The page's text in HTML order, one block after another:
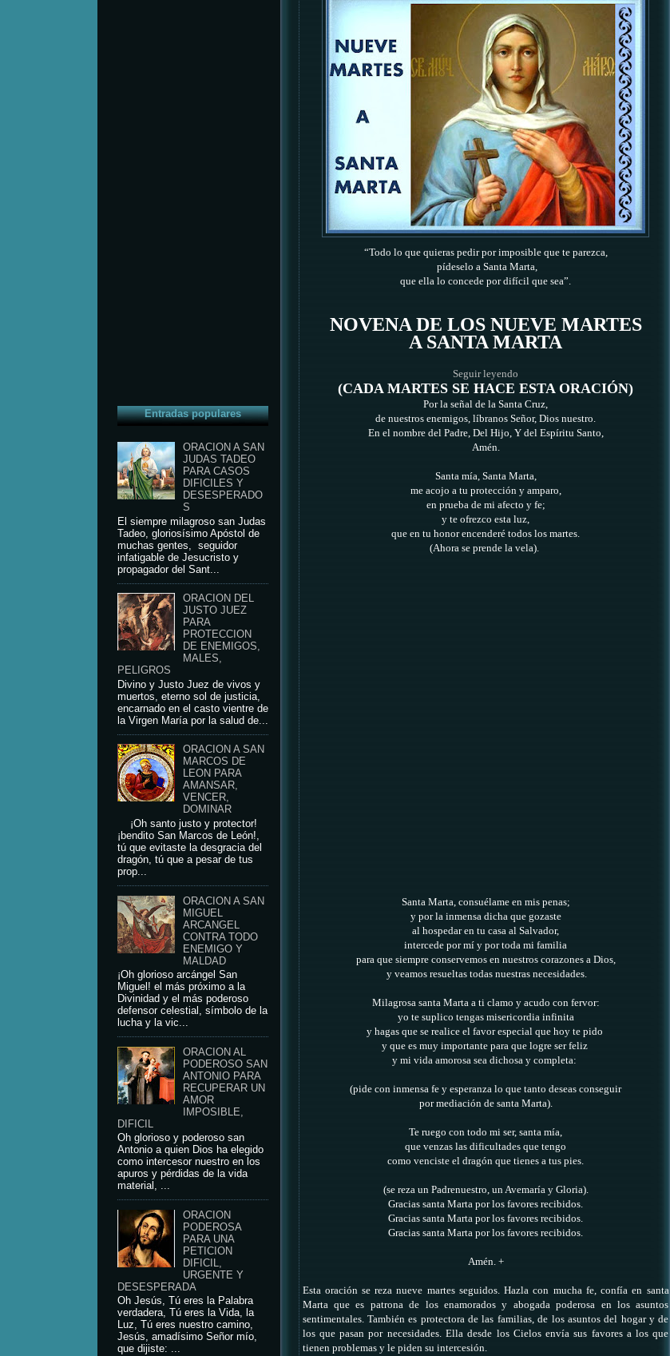
Entradas populares
ORACION A SAN
JUDAS TADEO
PARA CASOS
DIFICILES Y
DESESPERADO
S
El siempre milagroso san Judas
Tadeo, gloriosísimo Apóstol de
muchas gentes, seguidor
infatigable de Jesucristo y
propagador del Sant...
ORACION DEL
JUSTO JUEZ
PARA
PROTECCION
DE ENEMIGOS,
MALES,
PELIGROS
Divino y Justo Juez de vivos y
muertos, eterno sol de justicia,
encarnado en el casto vientre de
la Virgen María por la salud de...
ORACION A SAN
MARCOS DE
LEON PARA
AMANSAR,
VENCER,
DOMINAR
¡Oh santo justo y protector!
¡bendito San Marcos de León!,
tú que evitaste la desgracia del
dragón, tú que a pesar de tus
prop...
ORACION A SAN
MIGUEL
ARCANGEL
CONTRA TODO
ENEMIGO Y
MALDAD
¡Oh glorioso arcángel San
Miguel! el más próximo a la
Divinidad y el más poderoso
defensor celestial, símbolo de la
lucha y la vic...
ORACION AL
PODEROSO SAN
ANTONIO PARA
RECUPERAR UN
AMOR
IMPOSIBLE,
DIFICIL
Oh glorioso y poderoso san
Antonio a quien Dios ha elegido
como intercesor nuestro en los
apuros y pérdidas de la vida
material, ...
ORACION
PODEROSA
PARA UNA
PETICION
DIFICIL,
URGENTE Y
DESESPERADA
Oh Jesús, Tú eres la Palabra
verdadera, Tú eres la Vida, la
Luz, Tú eres nuestro camino,
Jesús, amadísimo Señor mío,
que dijiste: ...
“Todo lo que quieras pedir por imposible que te parezca,
pídeselo a Santa Marta,
que ella lo concede por difícil que sea”.
NOVENA DE LOS NUEVE MARTES
A SANTA MARTA
Seguir leyendo
(CADA MARTES SE HACE ESTA ORACIÓN)
Por la señal de la Santa Cruz,
de nuestros enemigos, líbranos Señor, Dios nuestro.
En el nombre del Padre, Del Hijo, Y del Espíritu Santo,
Amén.
Santa mía, Santa Marta,
me acojo a tu protección y amparo,
en prueba de mi afecto y fe;
y te ofrezco esta luz,
que en tu honor encenderé todos los martes.
(Ahora se prende la vela).
Santa Marta, consuélame en mis penas;
y por la inmensa dicha que gozaste
al hospedar en tu casa al Salvador,
intercede por mí y por toda mi familia
para que siempre conservemos en nuestros corazones a Dios,
y veamos resueltas todas nuestras necesidades.
Milagrosa santa Marta a ti clamo y acudo con fervor:
yo te suplico tengas misericordia infinita
y hagas que se realice el favor especial que hoy te pido
y que es muy importante para que logre ser feliz
y mi vida amorosa sea dichosa y completa:
(pide con inmensa fe y esperanza lo que tanto deseas conseguir
por mediación de santa Marta).
Te ruego con todo mi ser, santa mía,
que venzas las dificultades que tengo
como venciste el dragón que tienes a tus pies.
(se reza un Padrenuestro, un Avemaría y Gloria).
Gracias santa Marta por los favores recibidos.
Gracias santa Marta por los favores recibidos.
Gracias santa Marta por los favores recibidos.
Amén. +
Esta oración se reza nueve martes seguidos. Hazla con mucha fe, confía en santa
Marta que es patrona de los enamorados y abogada poderosa en los asuntos
sentimentales. También es protectora de las familias, de los asuntos del hogar y de
los que pasan por necesidades. Ella desde los Cielos envía sus favores a los que
tienen problemas y le piden su intercesión.